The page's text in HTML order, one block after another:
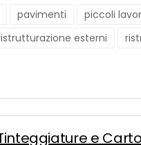
pavimenti piccoli
esterni
e